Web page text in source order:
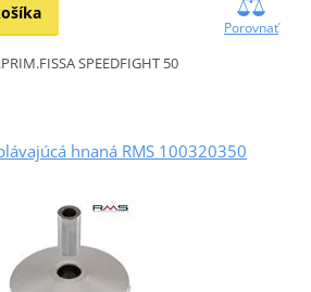
Porovnať
SPEEDFIGHT 50
hnaná RMS 100320350